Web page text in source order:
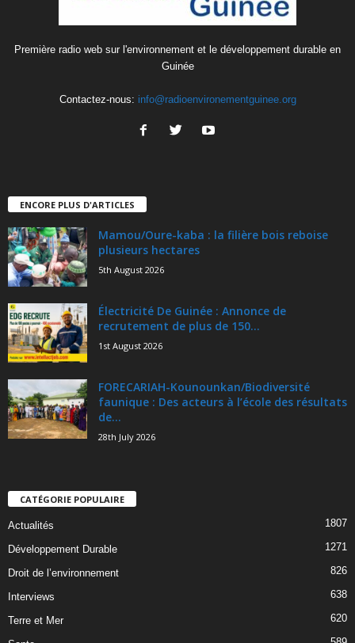
Première radio web sur l'environnement et le développement durable en
Guinée
Contactez-nous: info@radioenvironementguinee.org
ENCORE PLUS D'ARTICLES
Mamou/Oure-kaba : la filière bois reboise
plusieurs hectares
5th August 2026
Électricité De Guinée : Annonce de
recrutement de plus de 150...
1st August 2026
FORECARIAH-Kounounkan/Biodiversité
faunique : Des acteurs à l’école des résultats
de...
28th July 2026
CATÉGORIE POPULAIRE
Actualités 1807
Développement Durable 1271
Droit de l’environnement 826
Interviews 638
Terre et Mer 620